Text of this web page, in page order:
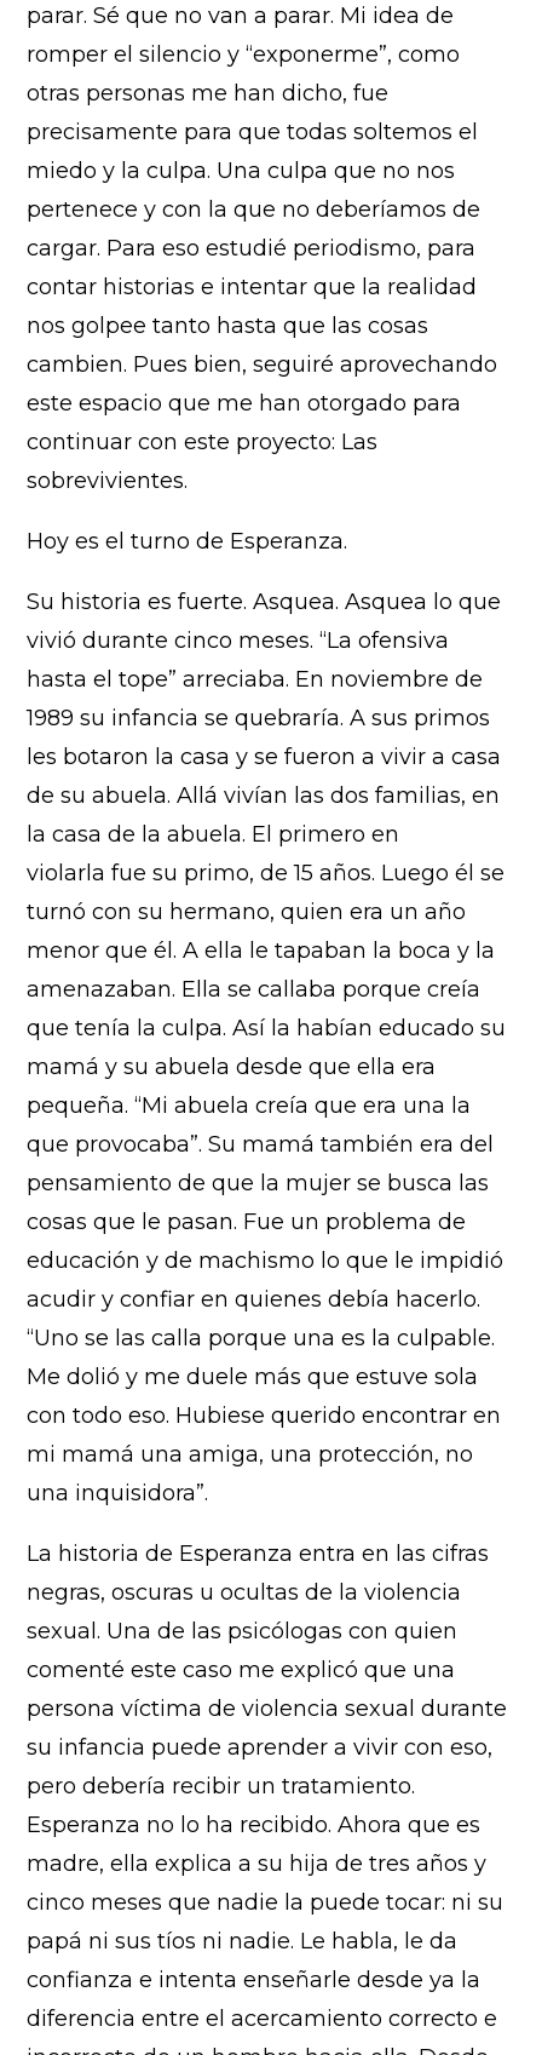
parar. Sé que no van a parar. Mi idea de
romper el silencio y “exponerme”, como
otras personas me han dicho, fue
precisamente para que todas soltemos el
miedo y la culpa. Una culpa que no nos
pertenece y con la que no deberíamos de
cargar. Para eso estudié periodismo, para
contar historias e intentar que la realidad
nos golpee tanto hasta que las cosas
cambien. Pues bien, seguiré aprovechando
este espacio que me han otorgado para
continuar con este proyecto: Las
sobrevivientes.
Hoy es el turno de Esperanza.
Su historia es fuerte. Asquea. Asquea lo que
vivió durante cinco meses. “La ofensiva
hasta el tope” arreciaba. En noviembre de
1989 su infancia se quebraría. A sus primos
les botaron la casa y se fueron a vivir a casa
de su abuela. Allá vivían las dos familias, en
la casa de la abuela. El primero en
violarla fue su primo, de 15 años. Luego él se
turnó con su hermano, quien era un año
menor que él. A ella le tapaban la boca y la
amenazaban. Ella se callaba porque creía
que tenía la culpa. Así la habían educado su
mamá y su abuela desde que ella era
pequeña. “Mi abuela creía que era una la
que provocaba”. Su mamá también era del
pensamiento de que la mujer se busca las
cosas que le pasan. Fue un problema de
educación y de machismo lo que le impidió
acudir y confiar en quienes debía hacerlo.
“Uno se las calla porque una es la culpable.
Me dolió y me duele más que estuve sola
con todo eso. Hubiese querido encontrar en
mi mamá una amiga, una protección, no
una inquisidora”.
La historia de Esperanza entra en las cifras
negras, oscuras u ocultas de la violencia
sexual. Una de las psicólogas con quien
comenté este caso me explicó que una
persona víctima de violencia sexual durante
su infancia puede aprender a vivir con eso,
pero debería recibir un tratamiento.
Esperanza no lo ha recibido. Ahora que es
madre, ella explica a su hija de tres años y
cinco meses que nadie la puede tocar: ni su
papá ni sus tíos ni nadie. Le habla, le da
confianza e intenta enseñarle desde ya la
diferencia entre el acercamiento correcto e